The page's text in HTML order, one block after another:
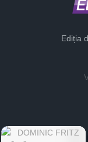
Ediția